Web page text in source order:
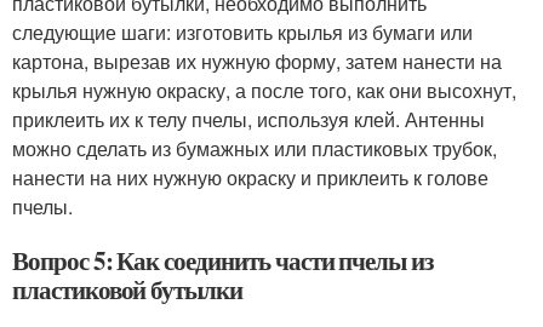
следующие шаги: изготовить крылья из бумаги или
картона, вырезав их нужную форму, затем нанести на
крылья нужную окраску, а после того, как они высохнут,
приклеить их к телу пчелы, используя клей. Антенны
можно сделать из бумажных или пластиковых трубок,
нанести на них нужную окраску и приклеить к голове
пчелы.
Вопрос 5: Как соединить части пчелы из
пластиковой бутылки